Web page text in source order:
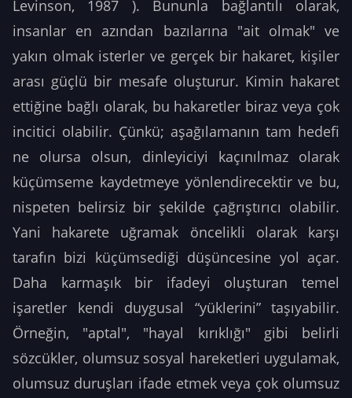
Levinson, 1987 ). Bununla bağlantılı olarak,
insanlar en azından bazılarına "ait olmak" ve
yakın olmak isterler ve gerçek bir hakaret, kişiler
arası güçlü bir mesafe oluşturur. Kimin hakaret
ettiğine bağlı olarak, bu hakaretler biraz veya çok
incitici olabilir. Çünkü; aşağılamanın tam hedefi
ne olursa olsun, dinleyiciyi kaçınılmaz olarak
küçümseme kaydetmeye yönlendirecektir ve bu,
nispeten belirsiz bir şekilde çağrıştırıcı olabilir.
Yani hakarete uğramak öncelikli olarak karşı
tarafın bizi küçümsediği düşüncesine yol açar.
Daha karmaşık bir ifadeyi oluşturan temel
işaretler kendi duygusal “yüklerini” taşıyabilir.
Örneğin, "aptal", "hayal kırıklığı" gibi belirli
sözcükler, olumsuz sosyal hareketleri uygulamak,
olumsuz duruşları ifade etmek veya çok olumsuz